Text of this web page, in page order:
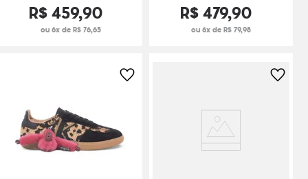
R$459,90
ou 6x de R$ 76,65
R$479,90
ou 6x de R$ 79,98